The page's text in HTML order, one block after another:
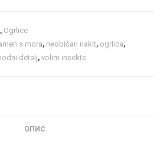
, Ogrlice
s mora, neobičan nakit, ogrlica,
detalj,volim insekte
ОПИС